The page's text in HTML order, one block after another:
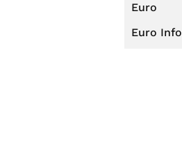
Euro
Euro